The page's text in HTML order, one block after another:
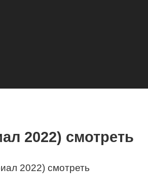
2022) смотреть
2022) смотреть